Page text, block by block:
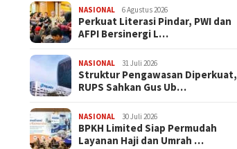
NASIONAL 6 Agustus 2026
Perkuat Literasi Pindar, PWI dan
AFPI Bersinergi L…
NASIONAL 31 Juli 2026
​Struktur Pengawasan Diperkuat,
RUPS Sahkan Gus Ub…
NASIONAL 30 Juli 2026
BPKH Limited Siap Permudah
Layanan Haji dan Umrah …